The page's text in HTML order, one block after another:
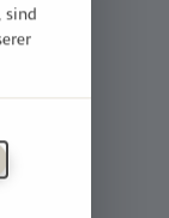
sind